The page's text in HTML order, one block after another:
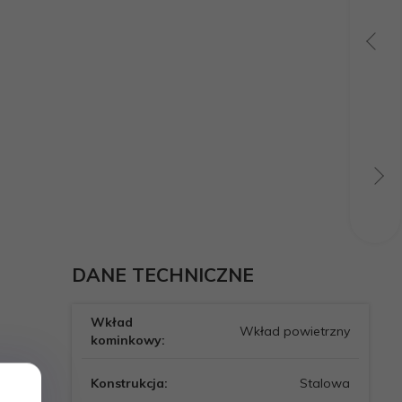
DANE TECHNICZNE
Wkład
kominkowy:
Wkład powietrzny
Konstrukcja: Stalowa